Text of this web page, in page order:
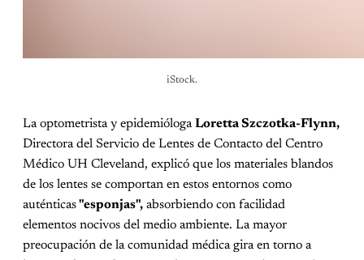
iStock.
La optometrista y epidemiólogaLoretta Szczotka-Flynn,
Directora del Servicio de Lentes de Contacto del Centro
Médico UH Cleveland, explicó que los materiales blandos
de los lentes se comportan en estos entornos como
auténticas"esponjas", absorbiendo con facilidad
elementos nocivos del medio ambiente. La mayor
preocupación de la comunidad médica gira en torno a